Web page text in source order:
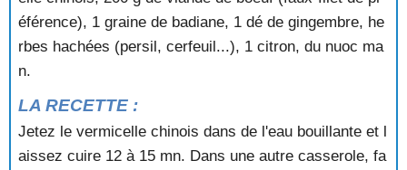
SOUPE DE MERLAN
SOUPE DE MERLU
SOUPE DE POIS CASSES AU JAMBON
SOUPE DE POIS CHICHES AUX EPINARDS
SOUPE DE POISSON A LA BULGARE
éférence), 1 graine de badiane, 1 dé de gingembre, he
rbes hachées (persil, cerfeuil...), 1 citron, du nuoc ma
n.
LA RECETTE :
Jetez le vermicelle chinois dans de l'eau bouillante et l
aissez cuire 12 à 15 mn. Dans une autre casserole, fa